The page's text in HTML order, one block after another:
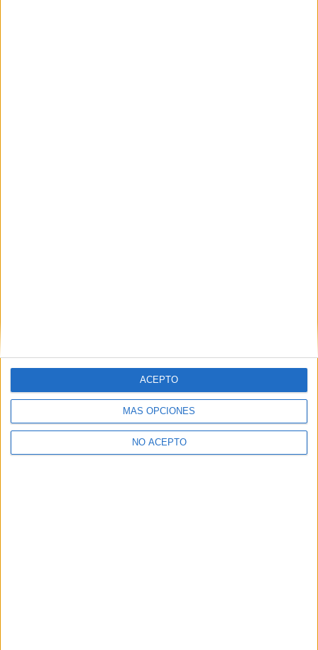
MÁS OPCIONES
NO ACEPTO
ACEPTO
Y como regalo de agradecimiento, por registrarte te daremos
gratis una copia de nuestro ebook con 100 consejos para tu
primer año de universidad